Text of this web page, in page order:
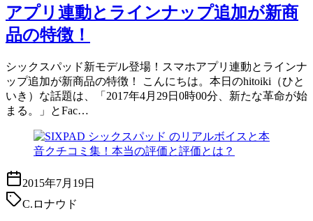
アプリ連動とラインナップ追加が新商
品の特徴！
シックスパッド新モデル登場！スマホアプリ連動とラインナ
ップ追加が新商品の特徴！ こんにちは。本日のhitoiki（ひと
いき）な話題は、「2017年4月29日0時00分、新たな革命が始
まる。」とFac…
2015年7月19日
C.ロナウド